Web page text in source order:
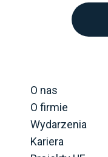
O nas
O firmie
Wydarzenia
Kariera